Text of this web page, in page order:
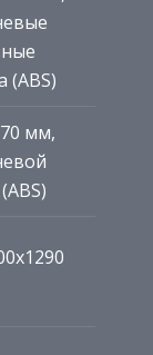
(ABS)
мм,